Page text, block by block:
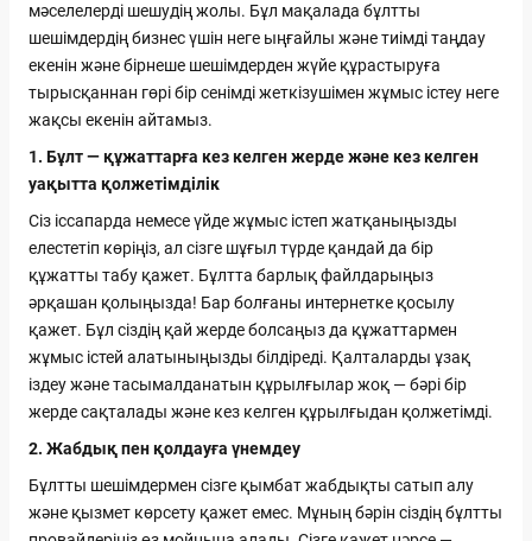
мәселелерді шешудің жолы. Бұл мақалада бұлтты
шешімдердің бизнес үшін неге ыңғайлы және тиімді таңдау
екенін және бірнеше шешімдерден жүйе құрастыруға
тырысқаннан гөрі бір сенімді жеткізушімен жұмыс істеу неге
жақсы екенін айтамыз.
1. Бұлт — құжаттарға кез келген жерде және кез келген
уақытта қолжетімділік
Сіз іссапарда немесе үйде жұмыс істеп жатқаныңызды
елестетіп көріңіз, ал сізге шұғыл түрде қандай да бір
құжатты табу қажет. Бұлтта барлық файлдарыңыз
әрқашан қолыңызда! Бар болғаны интернетке қосылу
қажет. Бұл сіздің қай жерде болсаңыз да құжаттармен
жұмыс істей алатыныңызды білдіреді. Қалталарды ұзақ
іздеу және тасымалданатын құрылғылар жоқ — бәрі бір
жерде сақталады және кез келген құрылғыдан қолжетімді.
2. Жабдық пен қолдауға үнемдеу
Бұлтты шешімдермен сізге қымбат жабдықты сатып алу
және қызмет көрсету қажет емес. Мұның бәрін сіздің бұлтты